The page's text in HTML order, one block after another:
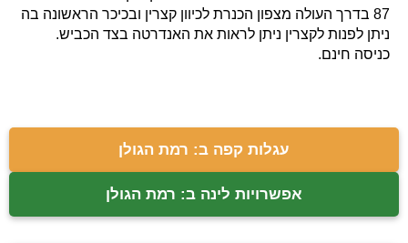
87 בדרך העולה מצפון הכנרת לכיוון קצרין ובכיכר הראשונה בה
ניתן לפנות לקצרין ניתן לראות את האנדרטה בצד הכביש.
כניסה חינם.
עגלות קפה ב: רמת הגולן
אפשרויות לינה ב: רמת הגולן